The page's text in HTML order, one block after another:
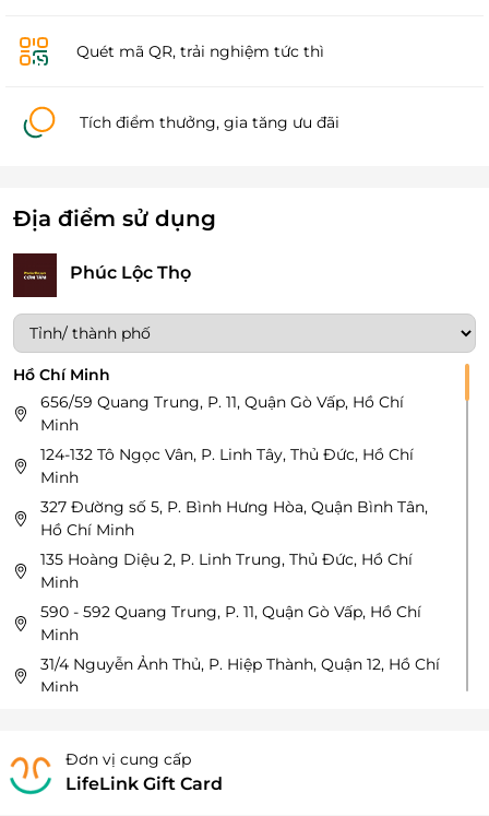
Quét mã QR, trải nghiệm tức thì
Tích điểm thưởng, gia tăng ưu đãi
Địa điểm sử dụng
Phúc Lộc Thọ
Hồ Chí Minh
656/59 Quang Trung, P. 11, Quận Gò Vấp, Hồ Chí
Minh
124-132 Tô Ngọc Vân, P. Linh Tây, Thủ Đức, Hồ Chí
Minh
327 Đường số 5, P. Bình Hưng Hòa, Quận Bình Tân,
Hồ Chí Minh
135 Hoàng Diệu 2, P. Linh Trung, Thủ Đức, Hồ Chí
Minh
590 - 592 Quang Trung, P. 11, Quận Gò Vấp, Hồ Chí
Minh
31/4 Nguyễn Ảnh Thủ, P. Hiệp Thành, Quận 12, Hồ Chí
Minh
130 Bàu Cát, P. 14, Quận Tân Bình, Hồ Chí Minh
236 Đinh Tiên Hoàng, P. Đa Kao, Quận 1, Hồ Chí Minh
Đơn vị cung cấp
LifeLink Gift Card